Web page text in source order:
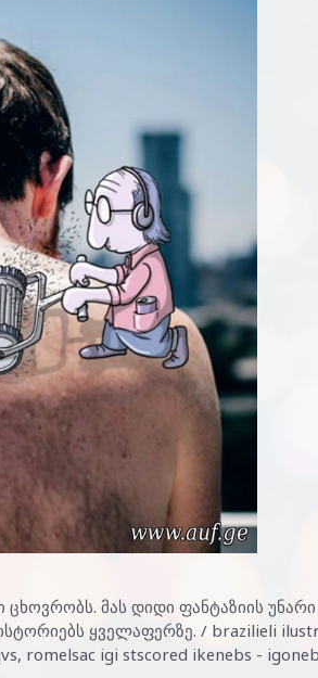
მას დიდი ფანტაზიის უნარი
ყველაფერზე. / brazilieli
romelsac igi stscored ikenebs -